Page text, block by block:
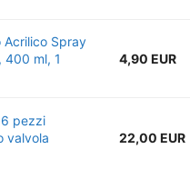
Acrilico Spray
400 ml, 1
4,90 EUR
pezzi
valvola
22,00 EUR